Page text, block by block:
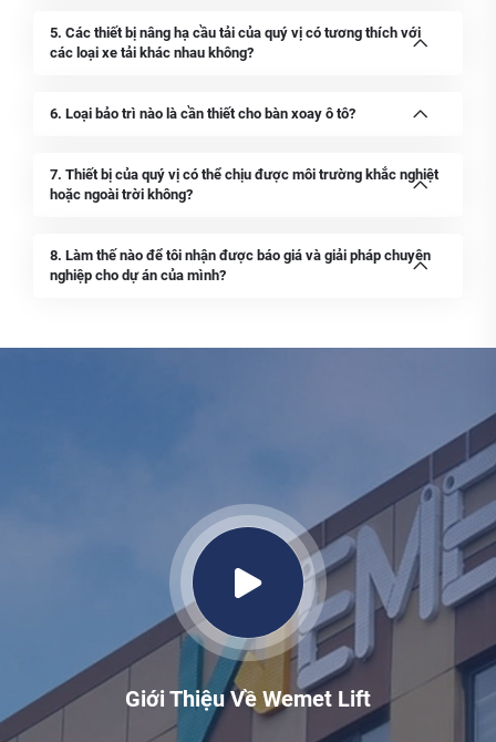
5. Các thiết bị nâng hạ cầu tải của quý vị có tương thích với
các loại xe tải khác nhau không?
6. Loại bảo trì nào là cần thiết cho bàn xoay ô tô?
7. Thiết bị của quý vị có thể chịu được môi trường khắc nghiệt
hoặc ngoài trời không?
8. Làm thế nào để tôi nhận được báo giá và giải pháp chuyên
nghiệp cho dự án của mình?
Giới Thiệu Về Wemet Lift